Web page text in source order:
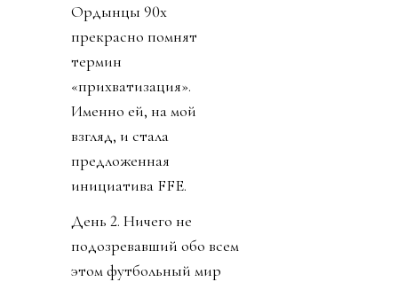
Ордынцы 90х
прекрасно помнят
термин
«прихватизация».
Именно ей, на мой
взгляд, и стала
предложенная
инициатива FFE.
День 2. Ничего не
подозревавший обо всем
этом футбольный мир